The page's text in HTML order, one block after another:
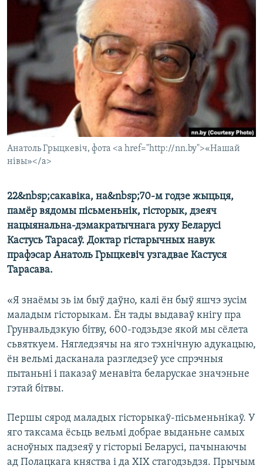
КУЛЬТУРА
КАЛЯНДАР
МОВА
НА ХВАЛЯХ СВАБОДЫ
Анатоль Грыцкевіч, фота <a href="http://nn.by">«Нашай
нівы»</a>
22&nbsp;сакавіка, на&nbsp;70-м годзе жыцьця,
памёр вядомы пісьменьнік, гісторык, дзеяч
нацыянальна-дэмакратычнага руху Беларусі
Кастусь Тарасаў. Доктар гістарычных навук
прафэсар Анатоль Грыцкевіч узгадвае Кастуся
Тарасава.
«Я знаёмы зь ім быў даўно, калі ён быў яшчэ зусім
маладым гісторыкам. Ён тады выдаваў кнігу пра
Грунвальдзкую бітву, 600-годзьдзе якой мы сёлета
сьвяткуем. Нягледзячы на яго тэхнічную адукацыю,
ён вельмі дасканала разгледзеў усе спрэчныя
пытаньні і паказаў менавіта беларускае значэньне
гэтай бітвы.
Першы сярод маладых гісторыкаў-пісьменьнікаў. У
яго таксама ёсьць вельмі добрае выданьне самых
асноўных падзеяў у гісторыі Беларусі, пачынаючы
ад Полацкага княства і да ХІХ стагодзьдзя. Прычым